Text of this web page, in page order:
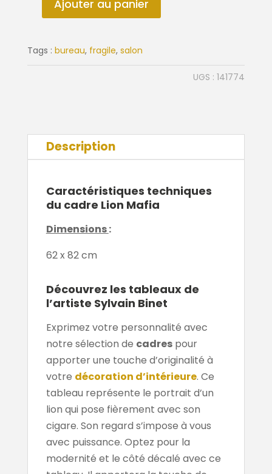
quantité
Cadre
Ajouter au panier
Tags : bureau, fragile, salon
UGS :141774
Description
Caractéristiques techniques
du cadre Lion Mafia
Dimensions:
62 x 82 cm
Découvrez les tableaux de
l’artiste Sylvain Binet
Exprimez votre personnalité avec
notre sélection de cadrespour
apporter une touche d’originalité à
votre décoration d’intérieure. Ce
tableau représente le portrait d’un
lion qui pose fièrement avec son
cigare. Son regard s’impose à vous
avec puissance. Optez pour la
modernité et le côté décalé avec ce